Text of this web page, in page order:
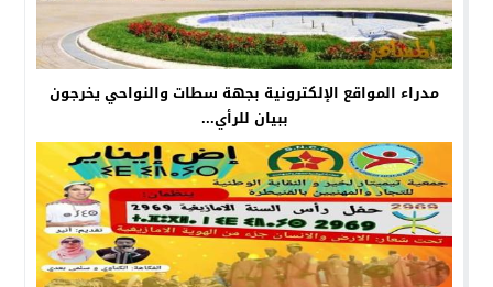
مدراء المواقع الإلكترونية بجهة سطات والنواحي يخرجون
ببيان للرأي...